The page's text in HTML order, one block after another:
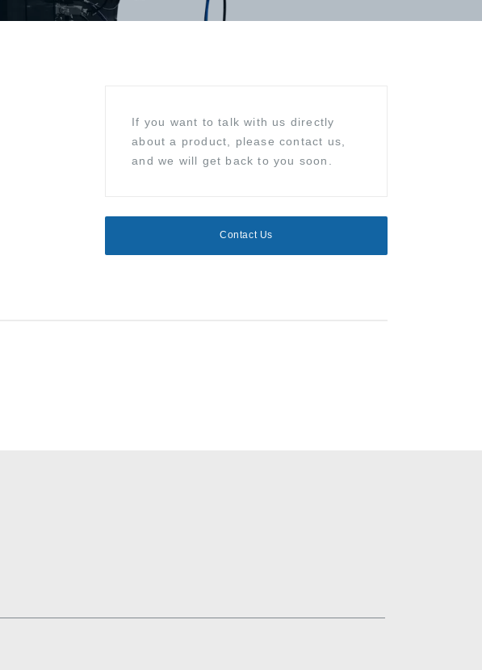
If you want to talk with us directly
about a product, please contact us,
and we will get back to you soon.
Contact Us